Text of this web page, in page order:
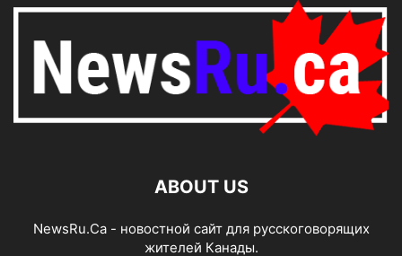
ABOUT US
NewsRu.Ca - новостной сайт для русскоговорящих
жителей Канады.